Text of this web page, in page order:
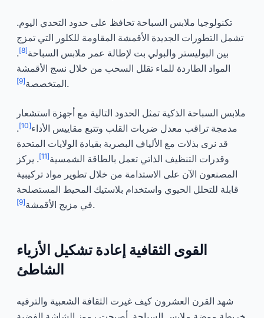
تكنولوجيا ملابس السباحة تحافظ على حدود التحدي اليوم.
تشمل التطورات الجديدة الأقمشة المقاومة للكلور التي تمزج
بين البوليستر والبولي بت لإطالة عمر ملابس السباحة[8]
.
المواد الطاردة للماء تقلل السحب من خلال نسج الأقمشة
المتخصصة[9] .
ملابس السباحة الذكية تمثل الحدود التالية مع أجهزة استشعار
مدمجة تراقب معدل ضربات القلب وتتبع مقاييس الأداء[10]
.
قد نرى بذلات مع الألياف البصرية بقيادة الولايات المتحدة
وقدرات التنظيف الذاتي تعمل بالطاقة الشمسية[11]
. يركز
المصنعون الآن على الاستدامة من خلال تطوير مواد تركيبية
قابلة للتحلل الحيوي واستخدام بلاستيك المحيط المستصلحة
في مزيج الأقمشة[9] .
القوى الثقافية إعادة تشكيل الأزياء
الشاطئ
شهد القرن العشرون كيف غيرت الثقافة الشعبية والترفيه